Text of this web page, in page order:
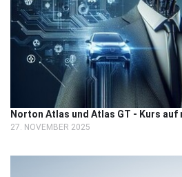
Norton Atlas und Atlas GT - Kurs auf
27. NOVEMBER 2025